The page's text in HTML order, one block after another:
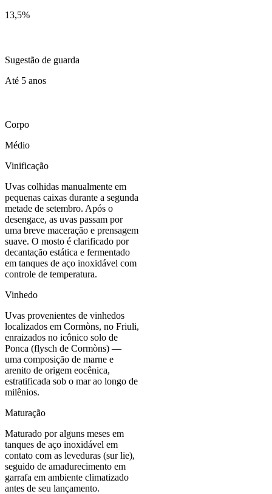
13,5%
Sugestão de guarda
Até 5 anos
Corpo
Médio
Vinificação
Uvas colhidas manualmente em
pequenas caixas durante a segunda
metade de setembro. Após o
desengace, as uvas passam por
uma breve maceração e prensagem
suave. O mosto é clarificado por
decantação estática e fermentado
em tanques de aço inoxidável com
controle de temperatura.
Vinhedo
Uvas provenientes de vinhedos
localizados em Cormòns, no Friuli,
enraizados no icônico solo de
Ponca (flysch de Cormòns) —
uma composição de marne e
arenito de origem eocênica,
estratificada sob o mar ao longo de
milênios.
Maturação
Maturado por alguns meses em
tanques de aço inoxidável em
contato com as leveduras (sur lie),
seguido de amadurecimento em
garrafa em ambiente climatizado
antes de seu lançamento.